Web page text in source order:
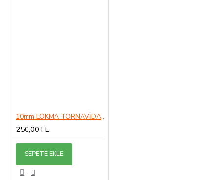
10mm LOKMA TORNAVİDA 10MM
250,00TL
SEPETE EKLE